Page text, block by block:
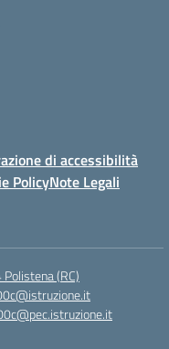
di accessibilità
PolicyNote Legali
(RC)